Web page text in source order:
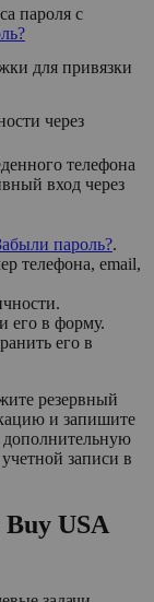
пароля с
для привязки
через
телефона
вход через
пароль?.
телефона, email,
его в форму.
его в
резервный
и запишите
дополнительную
записи в
USA